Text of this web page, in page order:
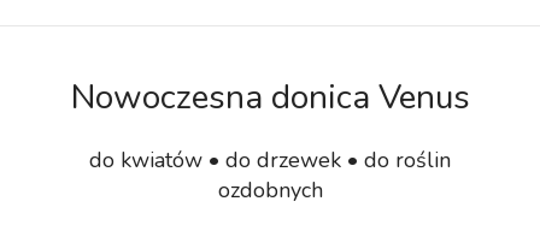
Nowoczesna donica Venus
do kwiatów • do drzewek • do roślin
ozdobnych